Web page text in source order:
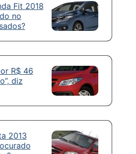
Fit 2018
no
R$ 46
diz
2013